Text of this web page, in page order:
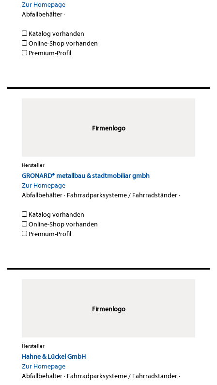
Zur Homepage
Abfallbehälter·
Katalog vorhanden
Online-Shop vorhanden
Premium-Profil
Firmenlogo
Hersteller
GRONARD® metallbau & stadtmobiliar gmbh
Zur Homepage
Abfallbehälter· Fahrradparksysteme / Fahrradständer·
Katalog vorhanden
Online-Shop vorhanden
Premium-Profil
Firmenlogo
Hersteller
Hahne & Lückel GmbH
Zur Homepage
Abfallbehälter· Fahrradparksysteme / Fahrradständer·